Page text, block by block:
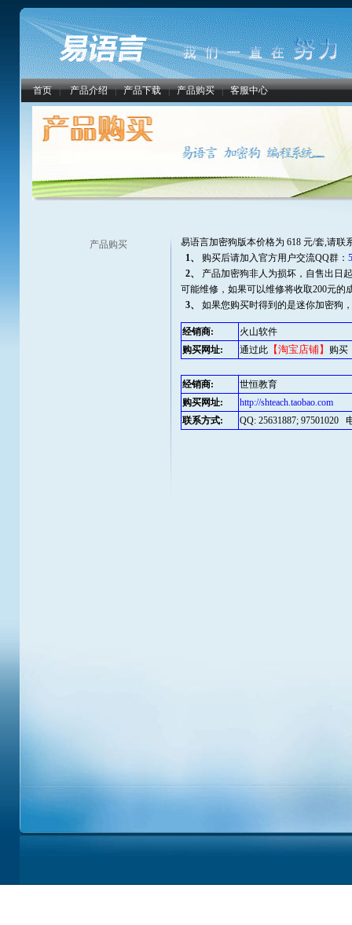
首页 | 产品介绍 | 产品下载 | 产品购买 | 客服中心
易语言加密狗版本价格为 618 元/套,请联
1、
购买后请加入官方用户交流QQ群：
2、
产品加密狗非人为损坏，自售出日
可能维修，如果可以维修将收取200元的
3、
如果您购买时得到的是迷你加密狗
经销商:
火山软件
购买网址:
通过此 【淘宝店铺】 购买
经销商:
世恒教育
购买网址:
http://shteach.taobao.com
联系方式:
QQ: 25631887; 97501020
产品购买